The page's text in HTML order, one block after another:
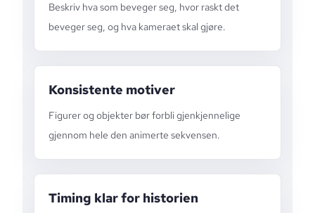
Beskriv hva som beveger seg, hvor raskt det
beveger seg, og hva kameraet skal gjøre.
Konsistente motiver
Figurer og objekter bør forbli gjenkjennelige
gjennom hele den animerte sekvensen.
Timing klar for historien